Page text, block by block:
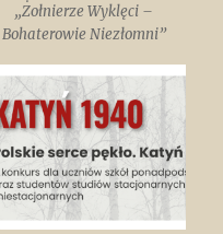
„Żołnierze Wyklęci –
Bohaterowie Niezłomni”